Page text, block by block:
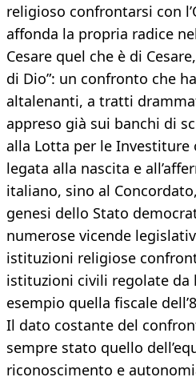
religioso confrontarsi con
affonda la propria radice
Cesare quel che è di
di Dio”: un confronto che
altalenanti, a tratti
appreso già sui banchi di
alla Lotta per le Investiture
legata alla nascita e
italiano, sino al
genesi dello Stato
numerose vicende
istituzioni religiose
istituzioni civili regolate da
esempio quella fiscale
Il dato costante del
sempre stato quello
riconoscimento e